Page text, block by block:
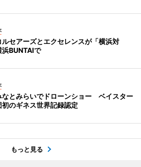
ルセアーズとエクセレンスが「横浜対
BUNTAIで
なとみらいでドローンショー ベイスター
初のギネス世界記録認定
もっと見る